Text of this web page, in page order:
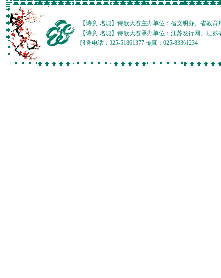
【诗意·名城】诗歌大赛主办单位：省文明办、省教
【诗意·名城】诗歌大赛承办单位：江苏发行网、江
服务电话：025-51861377 传真：025-83361234